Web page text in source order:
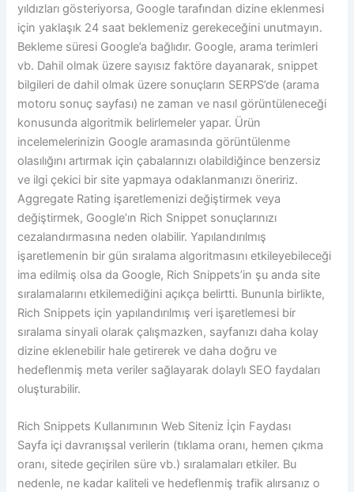
yıldızları gösteriyorsa, Google tarafından dizine eklenmesi
için yaklaşık 24 saat beklemeniz gerekeceğini unutmayın.
Bekleme süresi Google’a bağlıdır. Google, arama terimleri
vb. Dahil olmak üzere sayısız faktöre dayanarak, snippet
bilgileri de dahil olmak üzere sonuçların SERPS’de (arama
motoru sonuç sayfası) ne zaman ve nasıl görüntüleneceği
konusunda algoritmik belirlemeler yapar. Ürün
incelemelerinizin Google aramasında görüntülenme
olasılığını artırmak için çabalarınızı olabildiğince benzersiz
ve ilgi çekici bir site yapmaya odaklanmanızı öneririz.
Aggregate Rating işaretlemenizi değiştirmek veya
değiştirmek, Google’ın Rich Snippet sonuçlarınızı
cezalandırmasına neden olabilir. Yapılandırılmış
işaretlemenin bir gün sıralama algoritmasını etkileyebileceği
ima edilmiş olsa da Google, Rich Snippets’in şu anda site
sıralamalarını etkilemediğini açıkça belirtti. Bununla birlikte,
Rich Snippets için yapılandırılmış veri işaretlemesi bir
sıralama sinyali olarak çalışmazken, sayfanızı daha kolay
dizine eklenebilir hale getirerek ve daha doğru ve
hedeflenmiş meta veriler sağlayarak dolaylı SEO faydaları
oluşturabilir.
Rich Snippets Kullanımının Web Siteniz İçin Faydası
Sayfa içi davranışsal verilerin (tıklama oranı, hemen çıkma
oranı, sitede geçirilen süre vb.) sıralamaları etkiler. Bu
nedenle, ne kadar kaliteli ve hedeflenmiş trafik alırsanız o